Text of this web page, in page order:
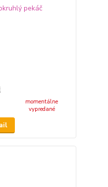
momentálne
vypredané